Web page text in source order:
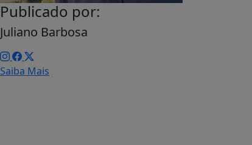
Publicado por:
Juliano Barbosa
Saiba Mais